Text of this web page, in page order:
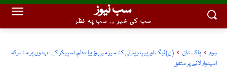
سب نیوز
سب کی خبر ... سب پہ نظر
ہوم پاکستان
(ن)لیگ اور پیپلزپارٹی کشمیر میں وزیراعظم، اسپیکر کے عہدوں پر مشترکہ
امیدوار لانے پر متفق